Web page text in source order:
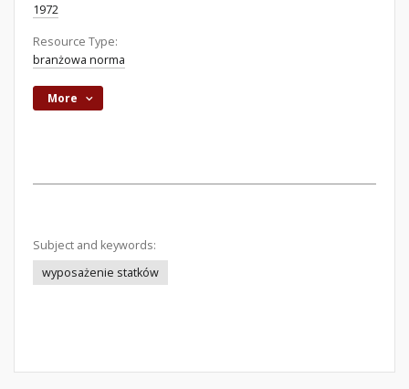
1972
Resource Type:
branżowa norma
More
Subject and keywords:
wyposażenie statków